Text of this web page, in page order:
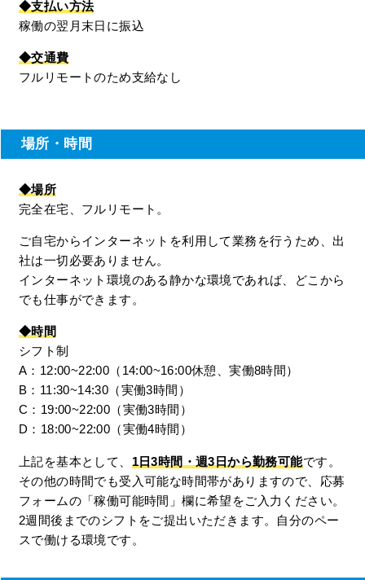
◆支払い方法
稼働の翌月末日に振込
◆交通費
フルリモートのため支給なし
場所・時間
◆場所
完全在宅、フルリモート。
ご自宅からインターネットを利用して業務を行うため、出
社は一切必要ありません。
インターネット環境のある静かな環境であれば、どこから
でも仕事ができます。
◆時間
シフト制
A：12:00~22:00（14:00~16:00休憩、実働8時間）
B：11:30~14:30（実働3時間）
C：19:00~22:00（実働3時間）
D：18:00~22:00（実働4時間）
上記を基本として、 1日3時間・週3日から勤務可能です。
その他の時間でも受入可能な時間帯がありますので、応募
フォームの「稼働可能時間」欄に希望をご入力ください。
2週間後までのシフトをご提出いただきます。自分のペー
スで働ける環境です。